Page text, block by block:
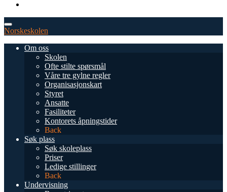
Norskeskolen
Om oss
Skolen
Ofte stilte spørsmål
Våre tre gylne regler
Organisasjonskart
Styret
Ansatte
Fasiliteter
Kontorets åpningstider
Back
Søk plass
Søk skoleplass
Priser
Ledige stillinger
Back
Undervisning